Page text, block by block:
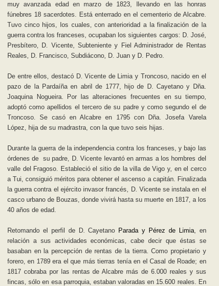
muy avanzada edad en marzo de 1823, llevando en las honras
fúnebres 18 sacerdotes. Está enterrado en el cementerio de Alcabre.
Tuvo cinco hijos, los cuales, con anterioridad a la finalización de la
guerra contra los franceses, ocupaban los siguientes cargos: D. José,
Presbítero, D. Vicente, Subteniente y Fiel Administrador de Rentas
Reales, D. Francisco, Subdiácono, D. Juan y D. Pedro.
De entre ellos, destacó D. Vicente de Limia y Troncoso, nacido en el
pazo de la Pardaíña en abril de 1777, hijo de D. Cayetano y Dña.
Joaquina Nogueira. Por las alteraciones frecuentes en su tiempo,
adoptó como apellidos el tercero de su padre y como segundo el de
Troncoso. Se casó en Alcabre en 1795 con Dña. Josefa Varela
López, hija de su madrastra, con la que tuvo seis hijas.
Durante la guerra de la independencia contra los franceses, y bajo las
órdenes de
su padre, D. Vicente levantó en armas a los hombres del
valle del Fragoso. Estableció el sitio de la villa de Vigo y, en el cerco
a Tui, consiguió méritos para obtener el ascenso a capitán. Finalizada
la guerra contra el ejército invasor francés, D. Vicente se instala en el
casco urbano de Bouzas, donde vivirá hasta su muerte en 1817, a los
40 años de edad.
Retomando el perfil de D. Cayetano Parada y Pérez de Limia, en
relación a sus actividades económicas, cabe decir que éstas se
basaban en la percepción de rentas de la tierra. Como propietario y
forero, en 1789 era el que más tierras tenía en el Casal de Roade; en
1817 cobraba por las rentas de Alcabre más de 6.000 reales y sus
fincas, sólo en esa parroquia, estaban valoradas en 15.600 reales. En